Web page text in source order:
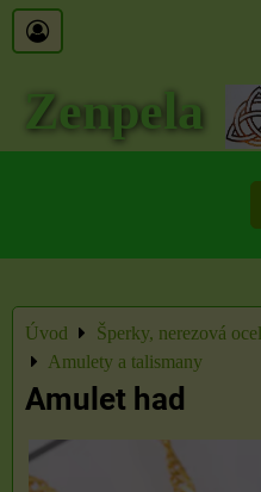
Zenpela
Úvod
Šperky, nerezová
Amulety a talismany
Amulet had